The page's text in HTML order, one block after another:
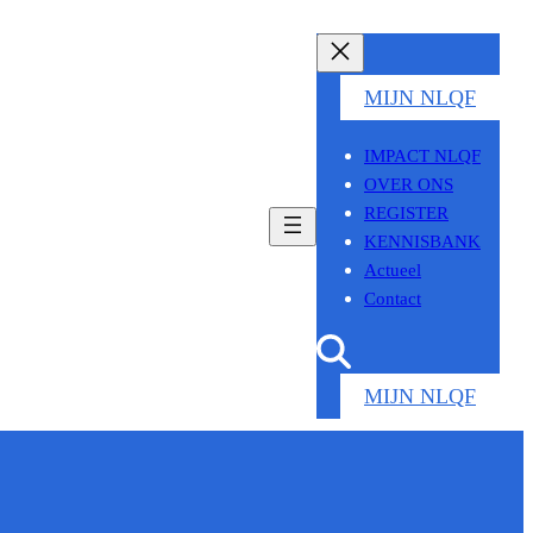
MIJN NLQF
IMPACT NLQF
OVER ONS
REGISTER
KENNISBANK
Actueel
Contact
MIJN NLQF